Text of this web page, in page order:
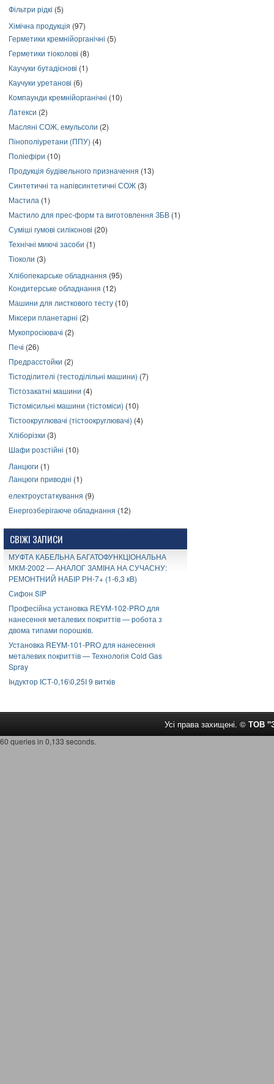
Фільтри рідкі (5)
Хімічна продукція (97)
Герметики кремнійорганічні (5)
Герметики тіоколові (8)
Каучуки бутадієнові (1)
Каучуки уретанові (6)
Компаунди кремнійорганічні (10)
Латекси (2)
Масляні СОЖ, емульсоли (2)
Пінополіуретани (ППУ) (4)
Поліефіри (10)
Продукція будівельного призначення (13)
Синтетичні та напівсинтетичні СОЖ (3)
Мастила (1)
Мастило для прес-форм та виготовлення ЗБВ (1)
Суміші гумові силіконові (20)
Технічні миючі засоби (1)
Тіоколи (3)
Хлібопекарське обладнання (95)
Кондитерське обладнання (12)
Машини для листкового тесту (10)
Міксери планетарні (2)
Мукопросіювачі (2)
Печі (26)
Предрасстойки (2)
Тістоділителі (тестоділільні машини) (7)
Тістозакатні машини (4)
Тістомісильні машини (тістоміси) (10)
Тістоокруглювачі (тістоокруглювачі) (4)
Хліборізки (3)
Шафи розстійні (10)
Ланцюги (1)
Ланцюги приводні (1)
електроустаткування (9)
Енергозберігаюче обладнання (12)
СВІЖІ ЗАПИСИ
МУФТА КАБЕЛЬНА БАГАТОФУНКЦІОНАЛЬНА
МКМ-2002 — АНАЛОГ ЗАМІНА НА СУЧАСНУ:
РЕМОНТНИЙ НАБІР РН-7+ (1-6,3 кВ)
Сифон SIP
Професійна установка REYM-102-PRO для
нанесення металевих покриттів — робота з
двома типами порошків.
Установка REYM-101-PRO для нанесення
металевих покриттів — Технологія Cold Gas
Spray
Індуктор ІСТ-0,16\0,25І 9 витків
Усі права захищені. © ТОВ
60 queries in 0,133 seconds.